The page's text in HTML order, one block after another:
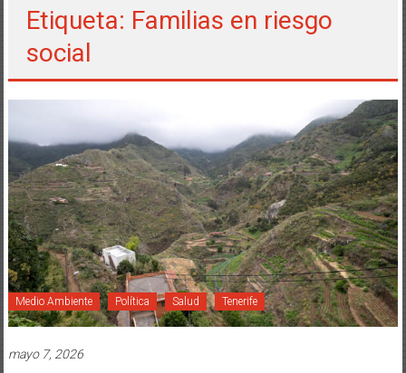
Etiqueta: Familias en riesgo
social
Medio Ambiente Política Salud Tenerife
mayo 7, 2026